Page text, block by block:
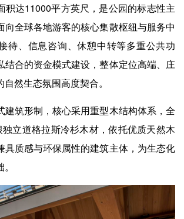
积达11000平方英尺，是公园的标志性主
向全球各地游客的核心集散枢纽与服务中
待、信息咨询、休憩中转等多重公共功
结合的资金模式建设，整体定位高端、庄
然生态氛围高度契合。
建筑形制，核心采用重型木结构体系，全
立道格拉斯冷杉木材，依托优质天然木
具质感与环保属性的建筑主体，为生态化